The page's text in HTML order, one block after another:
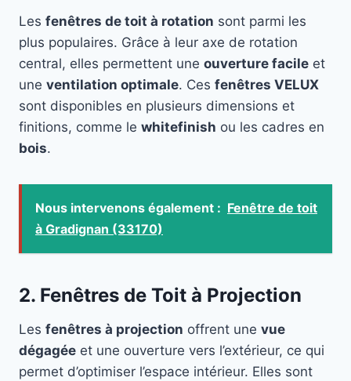
Les fenêtres de toit à rotation sont parmi les
plus populaires. Grâce à leur axe de rotation
central, elles permettent une ouverture facile et
une ventilation optimale. Ces fenêtres VELUX
sont disponibles en plusieurs dimensions et
finitions, comme le whitefinish ou les cadres en
bois.
Nous intervenons également : Fenêtre de toit
à Gradignan (33170)
2. Fenêtres de Toit à Projection
Les fenêtres à projection offrent une vue
dégagée et une ouverture vers l’extérieur, ce qui
permet d’optimiser l’espace intérieur. Elles sont